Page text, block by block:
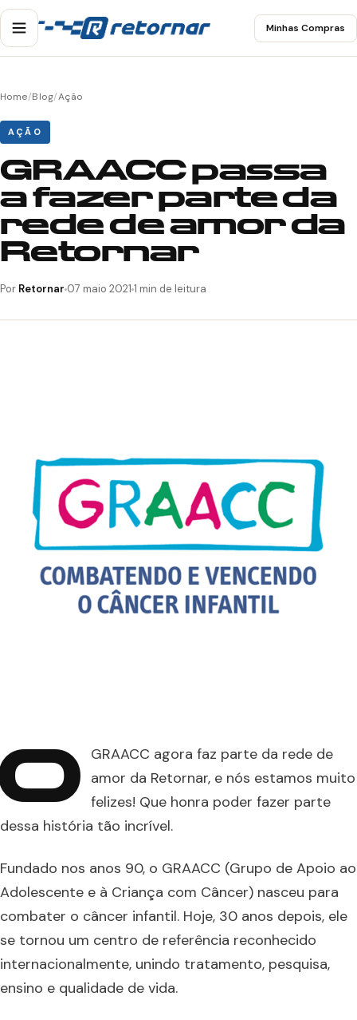
Minhas Compras
Home/Blog/Ação
AÇÃO
GRAACC passa
a fazer parte da
rede de amor da
Retornar
Por Retornar 07 maio 2021 1 min de leitura
GRAACC agora faz parte da rede de
amor da Retornar, e nós estamos muito
felizes! Que honra poder fazer parte
dessa história tão incrível.
Fundado nos anos 90, o GRAACC (Grupo de Apoio ao
Adolescente e à Criança com Câncer) nasceu para
combater o câncer infantil. Hoje, 30 anos depois, ele
se tornou um centro de referência reconhecido
internacionalmente, unindo tratamento, pesquisa,
ensino e qualidade de vida.